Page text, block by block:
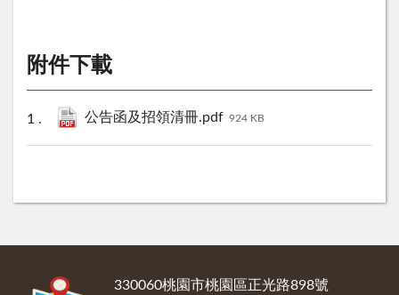
附件下載
公告函及招領清冊.pdf 924 KB
330060桃園市桃園區正光路898號